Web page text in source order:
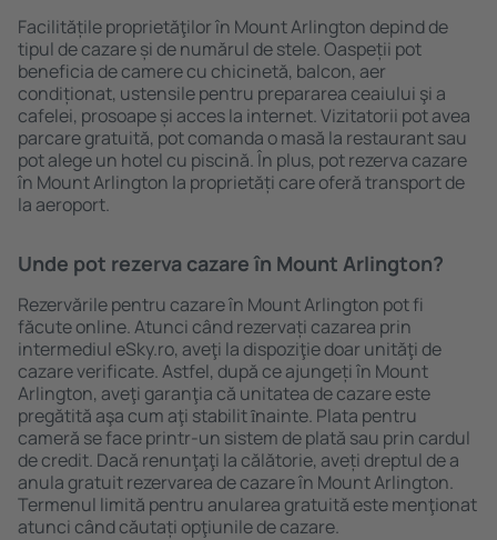
Facilitățile proprietăţilor în Mount Arlington depind de
tipul de cazare și de numărul de stele. Oaspeții pot
beneficia de camere cu chicinetă, balcon, aer
condiționat, ustensile pentru prepararea ceaiului şi a
cafelei, prosoape și acces la internet. Vizitatorii pot avea
parcare gratuită, pot comanda o masă la restaurant sau
pot alege un hotel cu piscină. În plus, pot rezerva cazare
în Mount Arlington la proprietăți care oferă transport de
la aeroport.
Unde pot rezerva cazare în Mount Arlington?
Rezervările pentru cazare în Mount Arlington pot fi
făcute online. Atunci când rezervați cazarea prin
intermediul eSky.ro, aveţi la dispoziţie doar unităţi de
cazare verificate. Astfel, după ce ajungeți în Mount
Arlington, aveţi garanţia că unitatea de cazare este
pregătită aşa cum aţi stabilit ȋnainte. Plata pentru
cameră se face printr-un sistem de plată sau prin cardul
de credit. Dacă renunţaţi la călătorie, aveți dreptul de a
anula gratuit rezervarea de cazare în Mount Arlington.
Termenul limită pentru anularea gratuită este menţionat
atunci când căutați opţiunile de cazare.